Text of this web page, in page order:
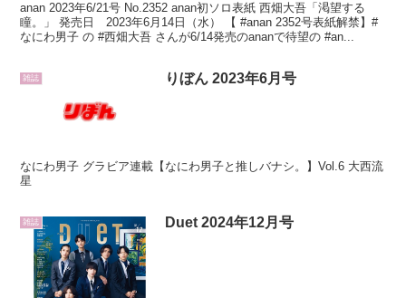
anan 2023年6/21号 No.2352 anan初ソロ表紙 西畑大吾「渇望する
瞳。」 発売日 2023年6月14日（水） 【 #anan 2352号表紙解禁】#
なにわ男子 の #西畑大吾 さんが6/14発売のananで待望の #an...
雑誌 りぼん 2023年6月号
なにわ男子 グラビア連載【なにわ男子と推しバナシ。】Vol.6 大西流
星
雑誌 Duet 2024年12月号